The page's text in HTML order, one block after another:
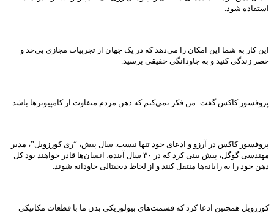
استفاده شود.
این کار به شما این امکان را می‌دهد که در یک جهان از تجربیات مجازی بی‌حد و
حصر زندگی کنید و به جاودانگی حقیقی برسید.
پروفسور کاکس گفت: من فکر نمی‌کنم که ذهن مردم متفاوت از کامپیوترها باشد.
پروفسور کاکس در آرزو و ادعای خود تنها نیست. سال پیش، “ری کورزویل”، مدیر
مهندسی گوگل، پیش بینی کرد که در ۳۰ سال آینده، انسان‌ها قادر خواهند بود کل
ذهن خود را به رایانه‌ها منتقل کنند و از لحاظ دیجیتالی جاودانه شوند.
کورزویل همچنین ادعا کرد که قسمت‌های بیولوژیکی بدن ما با قطعات مکانیکی